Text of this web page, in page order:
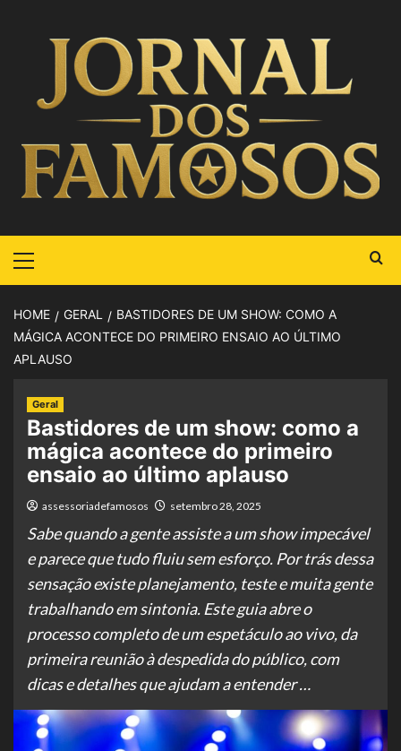
HOME GERAL
BASTIDORES DE UM SHOW: COMO A
MÁGICA ACONTECE DO PRIMEIRO ENSAIO AO ÚLTIMO
APLAUSO
Geral
Bastidores de um show: como a
mágica acontece do primeiro
ensaio ao último aplauso
assessoriadefamosos setembro 28, 2025
Sabe quando a gente assiste a um show impecável
e parece que tudo fluiu sem esforço. Por trás dessa
sensação existe planejamento, teste e muita gente
trabalhando em sintonia. Este guia abre o
processo completo de um espetáculo ao vivo, da
primeira reunião à despedida do público, com
dicas e detalhes que ajudam a entender …